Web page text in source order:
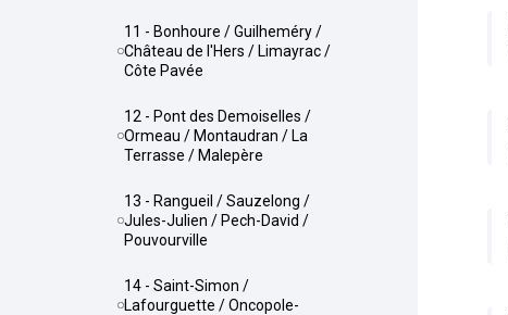
11 - Bonhoure / Guilheméry /
Château de l'Hers / Limayrac /
Côte Pavée
12 - Pont des Demoiselles /
Ormeau / Montaudran / La
Terrasse / Malepère
13 - Rangueil / Sauzelong /
Jules-Julien / Pech-David /
Pouvourville
14 - Saint-Simon /
Lafourguette / Oncopole-